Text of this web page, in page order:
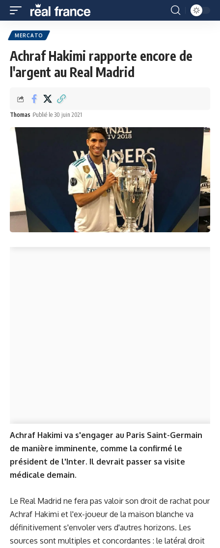
MERCATO
Achraf Hakimi rapporte encore de
l'argent au Real Madrid
Thomas Publié le 30 juin 2021
Achraf Hakimi va s'engager au Paris Saint-Germain
de manière imminente, comme la confirmé le
président de l'Inter. Il devrait passer sa visite
médicale demain.
Le Real Madrid ne fera pas valoir son droit de rachat pour
Achraf Hakimi et l'ex-joueur de la maison blanche va
définitivement s'envoler vers d'autres horizons. Les
sources sont multiples et concordantes : le latéral droit